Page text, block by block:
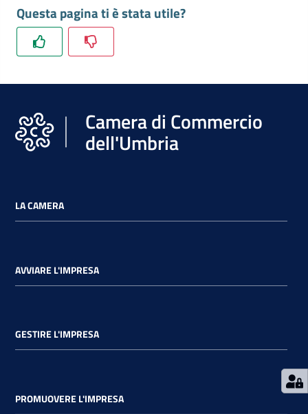
L'Impresa
Ac
tra
ti
Questa pagina ti è stata utile?
Camera di Commercio
dell'Umbria
LA CAMERA
AVVIARE L'IMPRESA
GESTIRE L'IMPRESA
PROMUOVERE L'IMPRESA